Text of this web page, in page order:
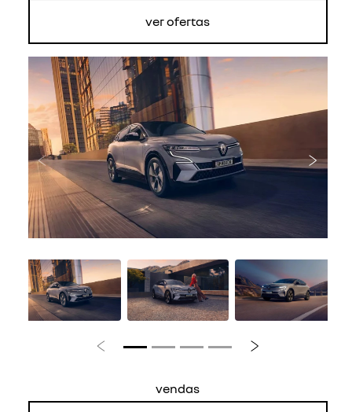
ver ofertas
Anterior
Anterior Próximo
vendas